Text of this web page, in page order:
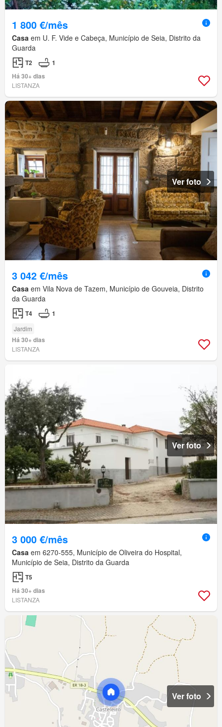
1 800 €/mês
Casa em U. F. Vide e Cabeça, Município de Seia, Distrito da
Guarda
T2
1
Há 30+ dias
LISTANZA
Ver foto
3 042 €/mês
Casa em Vila Nova de Tazem, Município de Gouveia, Distrito
da Guarda
T4 1
Jardim
Há 30+ dias
LISTANZA
Ver foto
3 000 €/mês
Casa em 6270-555, Município de Oliveira do Hospital,
Município de Seia, Distrito da Guarda
T5
Há 30+ dias
LISTANZA
Ver foto